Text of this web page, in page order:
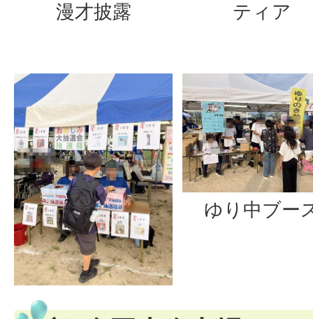
漫才披露
ティア
ゆり中ブー